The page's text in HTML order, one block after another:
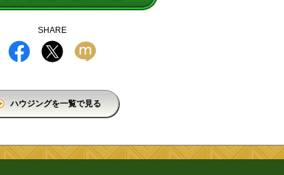
SHARE
ハウジングを一覧で見る